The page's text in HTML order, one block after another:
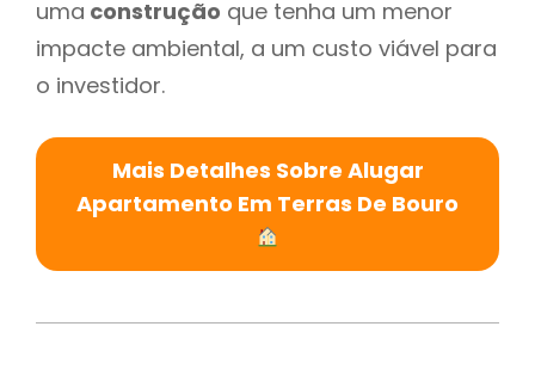
uma construção que tenha um menor
impacte ambiental, a um custo viável para
o investidor.
Mais Detalhes Sobre Alugar
Apartamento Em Terras De Bouro